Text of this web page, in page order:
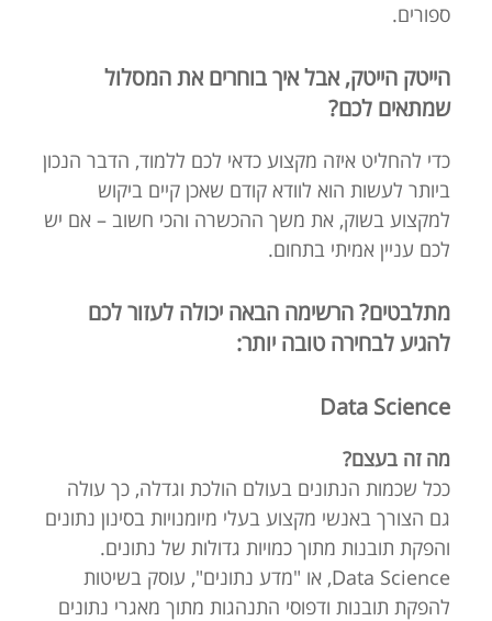
ספורים.
הייטק הייטק, אבל איך בוחרים את המסלול
שמתאים לכם?
כדי להחליט איזה מקצוע כדאי לכם ללמוד, הדבר הנכון
ביותר לעשות הוא לוודא קודם שאכן קיים ביקוש
למקצוע בשוק, את משך ההכשרה והכי חשוב – אם יש
לכם עניין אמיתי בתחום.
מתלבטים? הרשימה הבאה יכולה לעזור לכם
להגיע לבחירה טובה יותר:
Data Science
מה זה בעצם?
ככל שכמות הנתונים בעולם הולכת וגדלה, כך עולה
גם הצורך באנשי מקצוע בעלי מיומנויות בסינון נתונים
והפקת תובנות מתוך כמויות גדולות של נתונים.
Data Science, או "מדע נתונים", עוסק בשיטות
להפקת תובנות ודפוסי התנהגות מתוך מאגרי נתונים